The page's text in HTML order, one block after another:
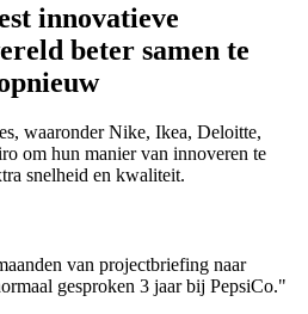
innovatieve
beter samen te
waaronder Nike, Ikea, Deloitte,
om hun manier van innoveren te
snelheid en kwaliteit.
van projectbriefing naar
gesproken 3 jaar bij PepsiCo."